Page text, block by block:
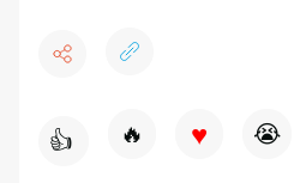
👍 🔥 ♥ 😭